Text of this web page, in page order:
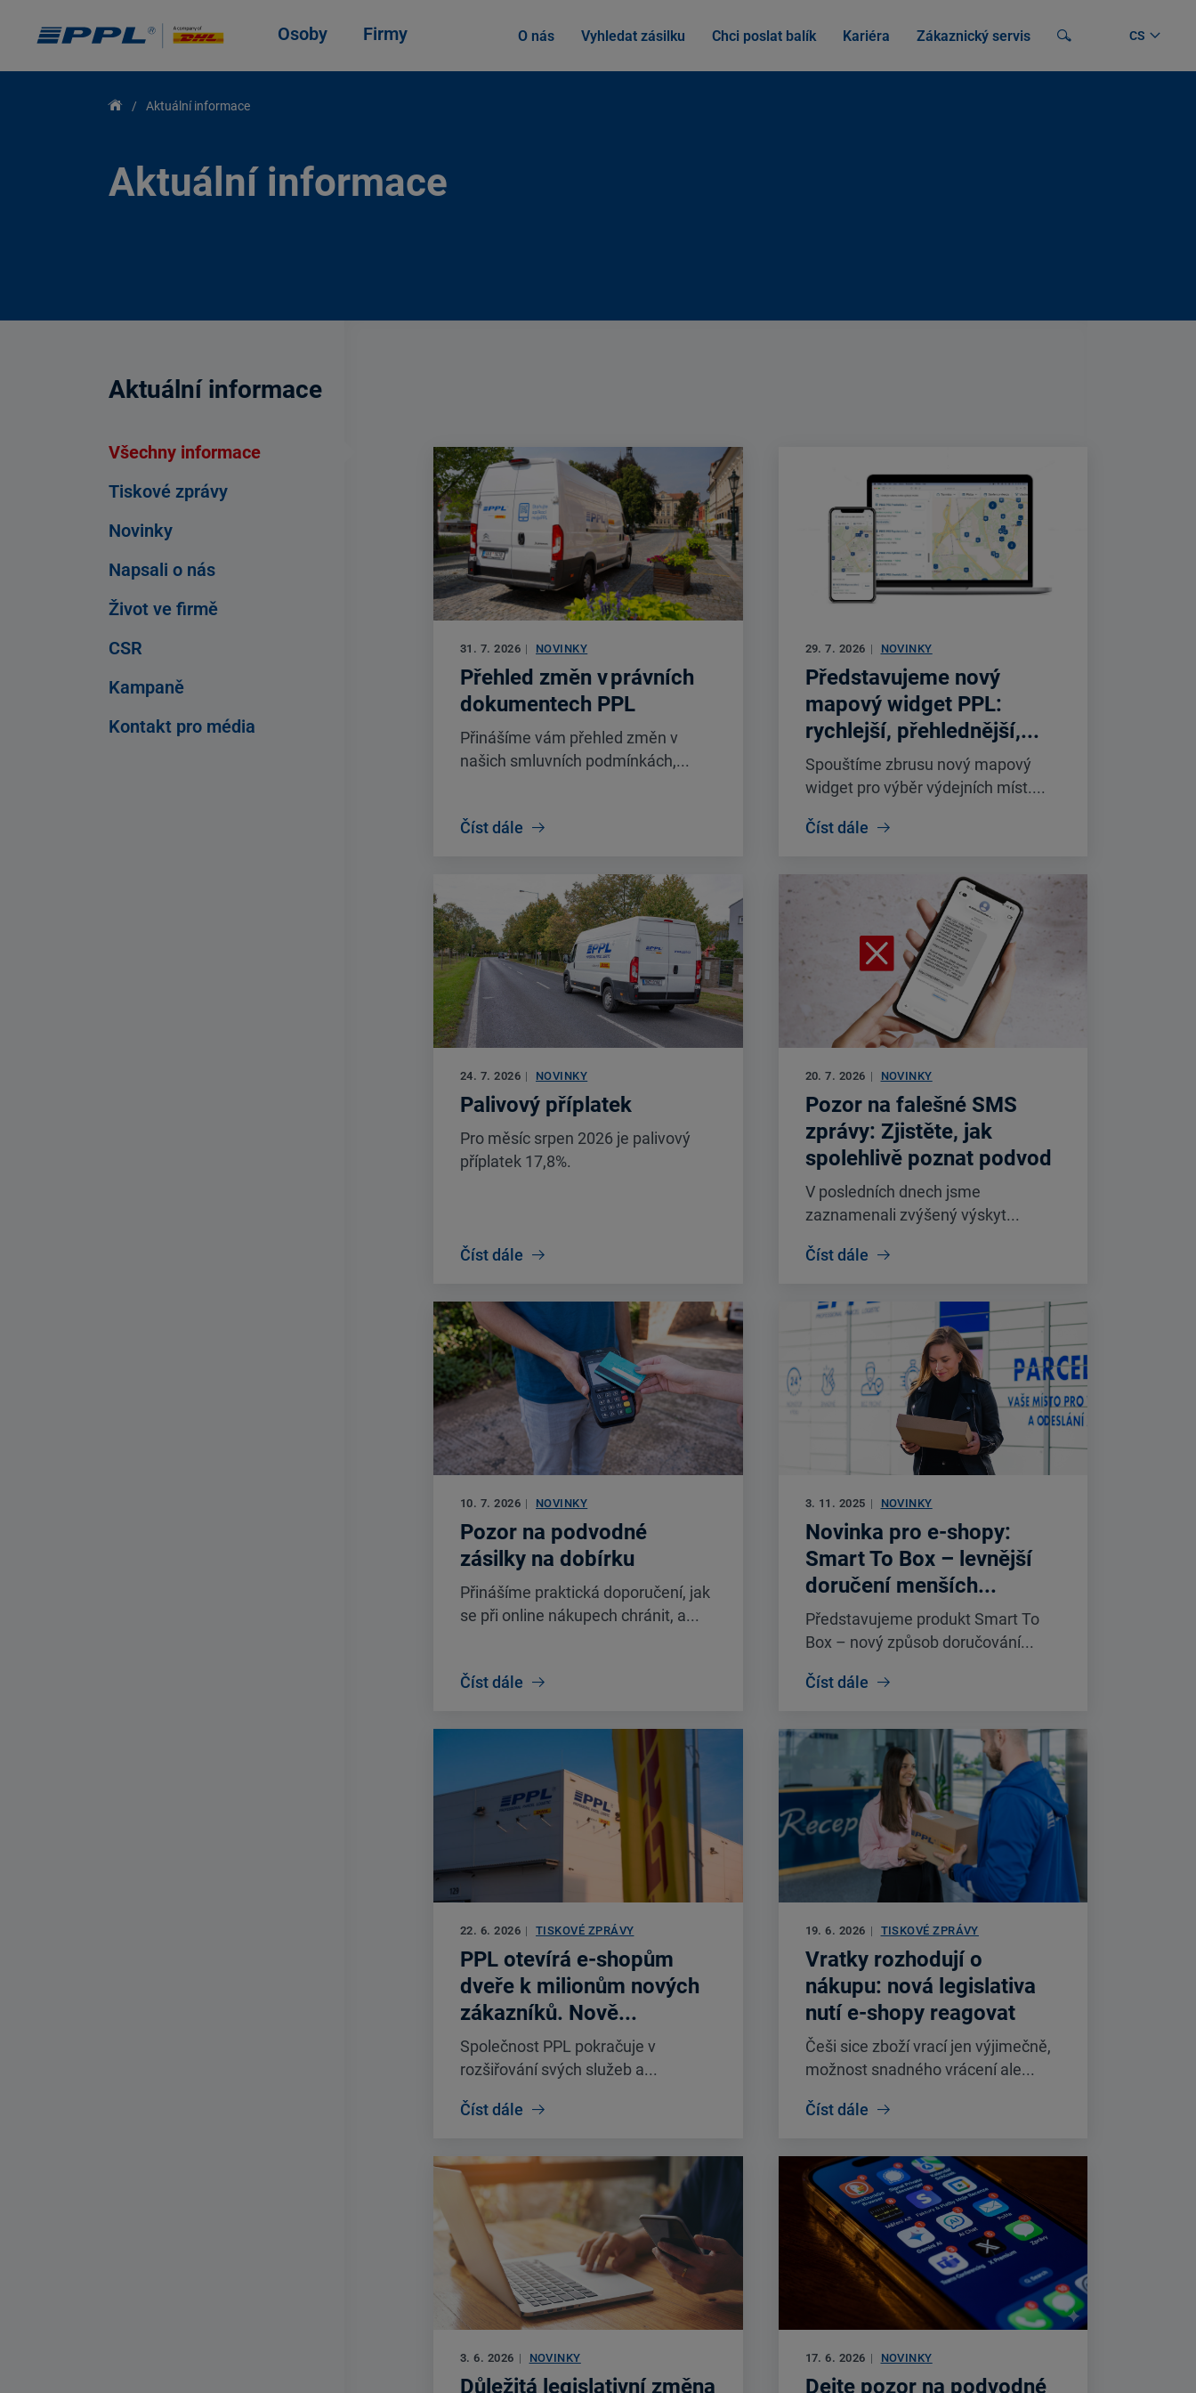
Osoby Firmy O nás Vyhledat zásilku Chci poslat balík Kariéra Zákaznický servis
Vyhledávání
Aktuální informace
Aktuální informace
Aktuální informace
Všechny informace
Tiskové zprávy
Novinky
Napsali o nás
Život ve firmě
CSR
Kampaně
Kontakt pro média
31. 7. 2026 | NOVINKY
Přehled změn v právních
dokumentech PPL
Přinášíme vám přehled změn v
našich smluvních podmínkách,...
Číst dále
29. 7. 2026 | NOVINKY
Představujeme nový
mapový widget PPL:
rychlejší, přehlednější,...
Spouštíme zbrusu nový mapový
widget pro výběr výdejních míst....
Číst dále
24. 7. 2026 | NOVINKY
Palivový příplatek
Pro měsíc srpen 2026 je palivový
příplatek 17,8%.
Číst dále
20. 7. 2026 | NOVINKY
Pozor na falešné SMS
zprávy: Zjistěte, jak
spolehlivě poznat podvod
V posledních dnech jsme
zaznamenali zvýšený výskyt...
Číst dále
10. 7. 2026 | NOVINKY
Pozor na podvodné
zásilky na dobírku
Přinášíme praktická doporučení, jak
se při online nákupech chránit, a...
Číst dále
3. 11. 2025 | NOVINKY
Novinka pro e-shopy:
Smart To Box – levnější
doručení menších...
Představujeme produkt Smart To
Box – nový způsob doručování...
Číst dále
22. 6. 2026 | TISKOVÉ ZPRÁVY
PPL otevírá e-shopům
dveře k milionům nových
zákazníků. Nově...
Společnost PPL pokračuje v
rozšiřování svých služeb a...
Číst dále
19. 6. 2026 | TISKOVÉ ZPRÁVY
Vratky rozhodují o
nákupu: nová legislativa
nutí e-shopy reagovat
Češi sice zboží vrací jen výjimečně,
možnost snadného vrácení ale...
Číst dále
3. 6. 2026 | NOVINKY
Důležitá legislativní změna
17. 6. 2026 | NOVINKY
Dejte pozor na podvodné